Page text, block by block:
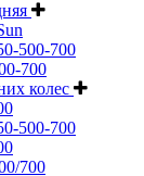
500-700
700
колес
500-700
700